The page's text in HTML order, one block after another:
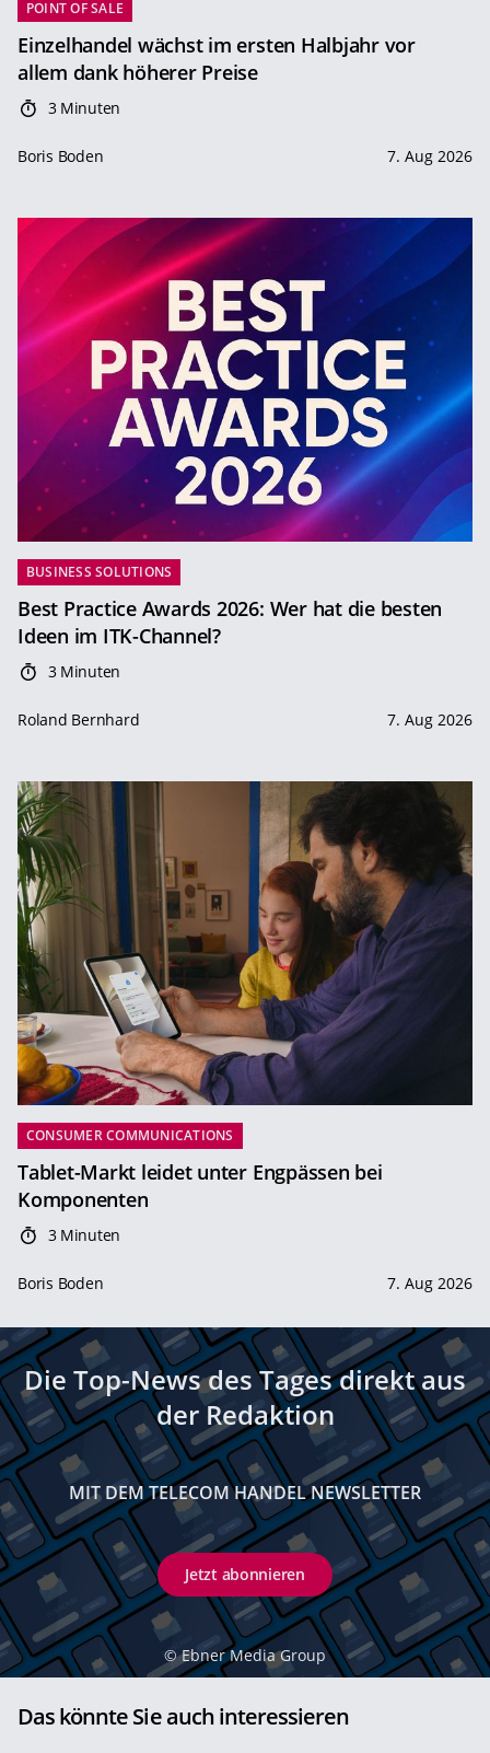
POINT OF SALE
Einzelhandel wächst im ersten Halbjahr vor
allem dank höherer Preise
3 Minuten
Boris Boden 7. Aug 2026
BUSINESS SOLUTIONS
Best Practice Awards 2026: Wer hat die besten
Ideen im ITK-Channel?
3 Minuten
Roland Bernhard 7. Aug 2026
CONSUMER COMMUNICATIONS
Tablet-Markt leidet unter Engpässen bei
Komponenten
3 Minuten
Boris Boden 7. Aug 2026
Die Top-News des Tages direkt aus
der Redaktion
MIT DEM TELECOM HANDEL NEWSLETTER
Jetzt abonnieren
© Ebner Media Group
Das könnte Sie auch interessieren